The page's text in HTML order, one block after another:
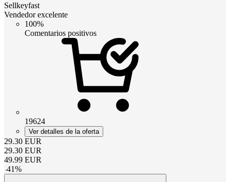
Sellkeyfast
Vendedor excelente
100%
Comentarios positivos
19624
Ver detalles de la oferta
29.30 EUR
29.30 EUR
49.99 EUR
-41%